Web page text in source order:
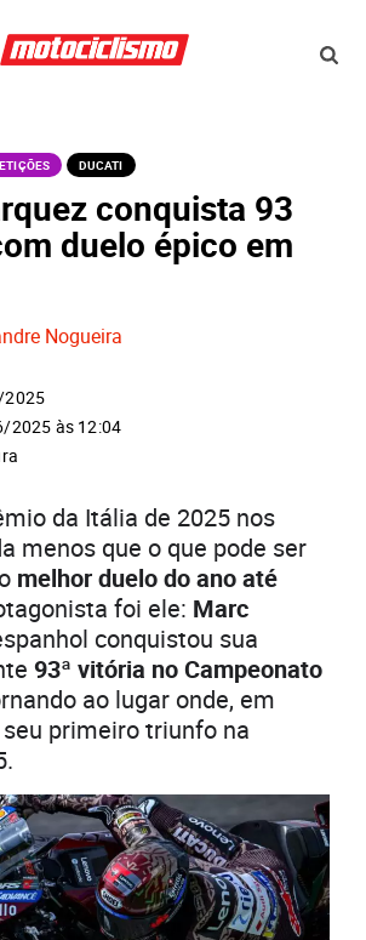
DUCATI
conquista 93
duelo épico em
Nogueira
2025
2025 às 12:04
da Itália de 2025 nos
menos que o que pode ser
melhor duelo do ano até
foi ele: Marc
conquistou sua
93ª vitória no Campeonato
ao lugar onde, em
primeiro triunfo na